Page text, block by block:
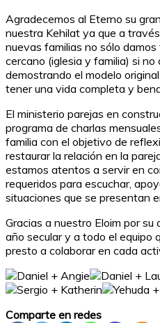
Agradecemos al Eterno su
nuestra Kehilat ya que a
nuevas familias no sólo
cercano (iglesia y familia) si no
demostrando el modelo
tener una vida completa y
El ministerio parejas en
programa de charlas
familia con el objetivo de
restaurar la relación en la
estamos atentos a servir en
requeridos para escuchar,
situaciones que se presentan
Gracias a nuestro Eloim por
año secular y a todo el equipo
presto a colaborar en cada
Comparte en redes